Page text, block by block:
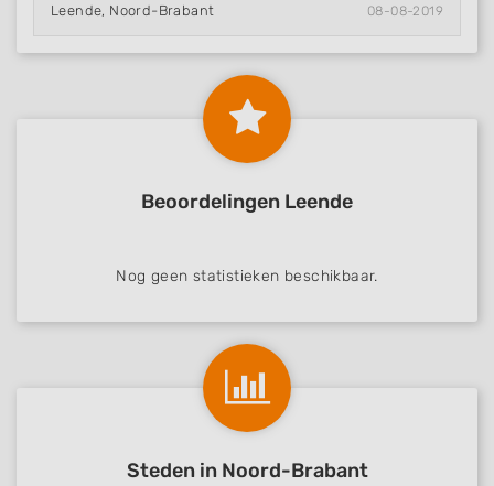
Leende, Noord-Brabant 08-08-2019
Beoordelingen Leende
Nog geen statistieken beschikbaar.
Steden in Noord-Brabant